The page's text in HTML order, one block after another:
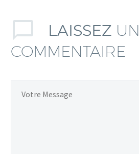
LAISSEZ UN
COMMENTAIRE